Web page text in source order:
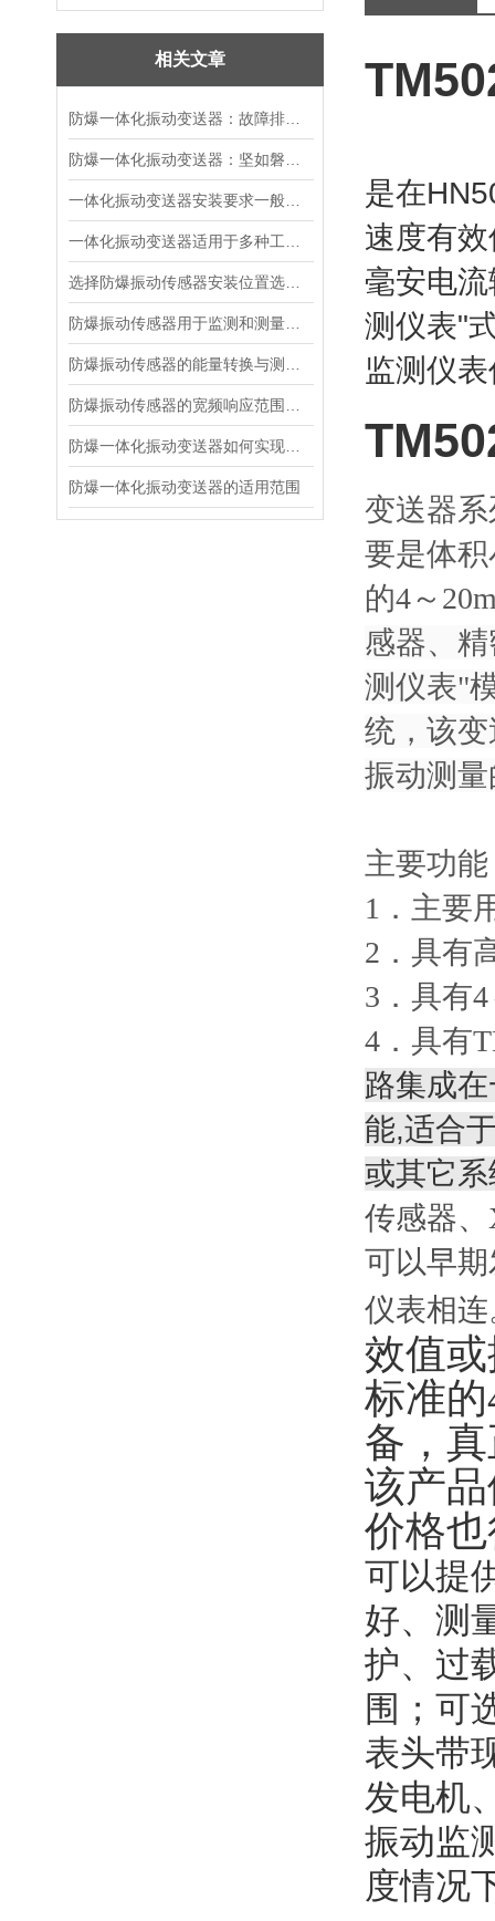
相关文章
防爆一体化振动变送器的适用范围
是在
速度有
毫安电
测仪表"
监测仪
变送器
要是体
的4～
感器、
测仪表"
统，该
振动测
主要功
1．主要
2．具有
3．具有
4．具有
路集成
能,适合
或其它
传感器
可以早
仪表相连
效值
标准
备，
该产
价格
可以提
好、测
护、过
围；可
表头带
发电机
振动监
度情况